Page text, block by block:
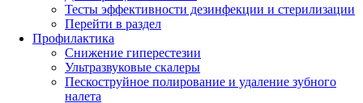
Тесты эффективности дезинфекции и стерилизации
Перейти в раздел
Профилактика
Снижение гиперестезии
Ультразвуковые скалеры
Пескоструйное полирование и удаление зубного
налета